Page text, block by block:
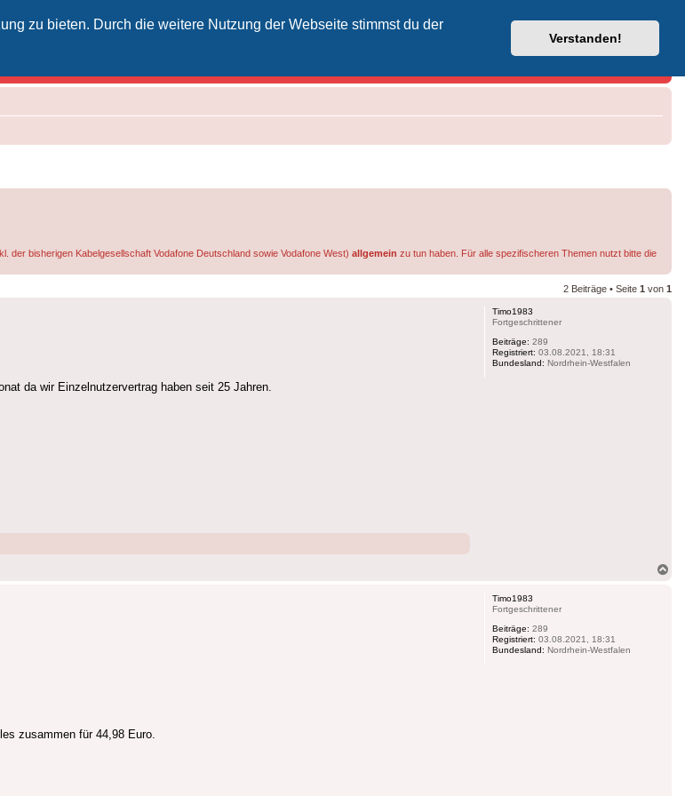
zu bieten. Durch die weitere Nutzung der Webseite stimmst du der
Verstanden!
Vodafone-Kabel-Helpdesk
der bisherigen Kabelgesellschaft Vodafone Deutschland sowie Vodafone West) allgemein zu tun haben. Für alle spezifischeren Themen nutzt bitte die
2 Beiträge • Seite 1 von 1
Timo1983
Fortgeschrittener
Beiträge: 289
Registriert: 03.08.2021, 18:31
Bundesland: Nordrhein-Westfalen
da wir Einzelnutzervertrag haben seit 25 Jahren.
Timo1983
Fortgeschrittener
Beiträge: 289
Registriert: 03.08.2021, 18:31
Bundesland: Nordrhein-Westfalen
zusammen für 44,98 Euro.